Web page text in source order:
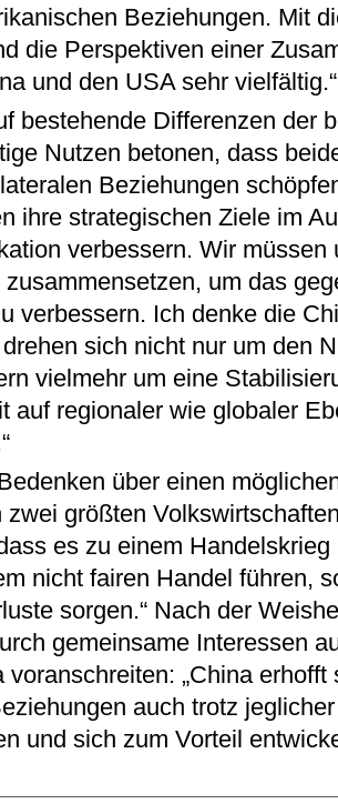
Beziehungen. Mit
die Perspektiven einer
und den USA sehr vielfältig.“
bestehende Differenzen der
Nutzen betonen, dass
Beziehungen
ihre strategischen Ziele im
verbessern. Wir müssen
um das
verbessern. Ich denke die
sich nicht nur um den
vielmehr um eine
auf regionaler wie globaler
über einen
größten
es zu einem
nicht fairen Handel führen,
sorgen.“ Nach der
gemeinsame Interessen
voranschreiten: „China erhofft
auch trotz
und sich zum Vorteil